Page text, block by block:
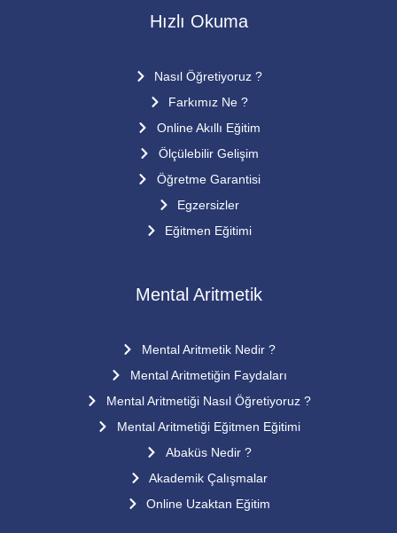
Hızlı Okuma
Nasıl Öğretiyoruz ?
Farkımız Ne ?
Online Akıllı Eğitim
Ölçülebilir Gelişim
Öğretme Garantisi
Egzersizler
Eğitmen Eğitimi
Mental Aritmetik
Mental Aritmetik Nedir ?
Mental Aritmetiğin Faydaları
Mental Aritmetiği Nasıl Öğretiyoruz ?
Mental Aritmetiği Eğitmen Eğitimi
Abaküs Nedir ?
Akademik Çalışmalar
Online Uzaktan Eğitim